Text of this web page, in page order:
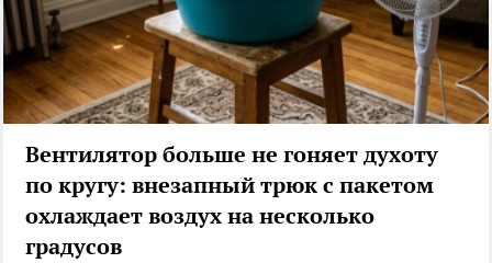
Вентилятор больше не гоняет духоту
по кругу: внезапный трюк с пакетом
охлаждает воздух на несколько
градусов